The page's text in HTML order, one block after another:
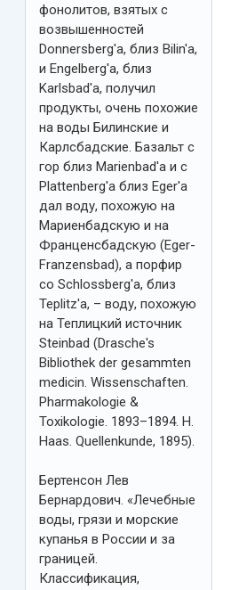
фонолитов, взятых с
возвышенностей
Donnersberg'a, близ Bilin'a,
и Engelberg'a, близ
Karlsbad'a, получил
продукты, очень похожие
на воды Билинские и
Карлсбадские. Базальт с
гор близ Marienbad'a и с
Plattenberg'a близ Eger'a
дал воду, похожую на
Мариенбадскую и на
Франценсбадскую (Eger-
Franzensbad), а порфир
со Schlossberg'a, близ
Teplitz'a, – воду, похожую
на Теплицкий источник
Steinbad (Drasche's
Bibliothek der gesammten
medicin. Wissenschaften.
Pharmakologie &
Toxikologie. 1893–1894. H.
Haas. Quellenkunde, 1895).
Бертенсон Лев
Бернардович. «Лечебные
воды, грязи и морские
купанья в России и за
границей.
Классификация,